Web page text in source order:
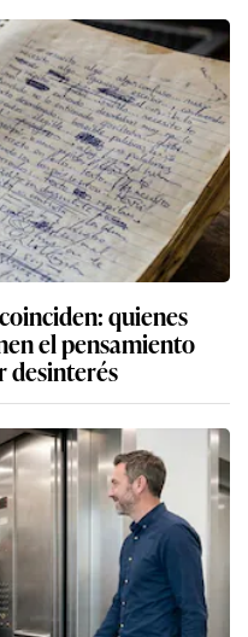
quienes
el pensamiento
desinterés